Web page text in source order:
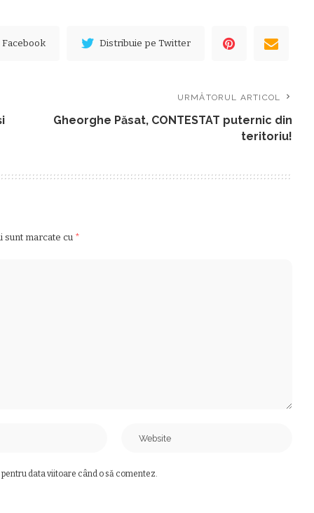
Distribuie pe Twitter
URMĂTORUL ARTICOL
Gheorghe Păsat, CONTESTAT puternic din
teritoriu!
sunt marcate cu *
data viitoare când o să comentez.